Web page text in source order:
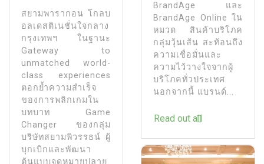
สยามพารากอน โกลบ
อลเดสติเนชั่นใจกลาง
กรุงเทพฯ ในฐานะ
Gateway to
unmatched world-
class experiences
ตอกย้ำความสำเร็จ
ของการพลิกเกมใน
บทบาท Game
Changer ของกลุ่ม
บริษัทสยามพิวรรธน์ ผู้
บุกเบิกและพัฒนา
BrandAge และ
BrandAge Online ใน
หมวด สินค้าบริโภค
กลุ่มวุ้นเส้น สะท้อนถึง
ความเชื่อมั่นและ
ความไว้วางใจจากผู้
บริโภคทั่วประเทศ
นอกจากนี้ แบรนด์...
Read out all